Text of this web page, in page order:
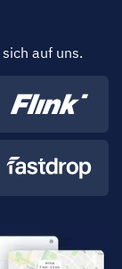
auf uns.